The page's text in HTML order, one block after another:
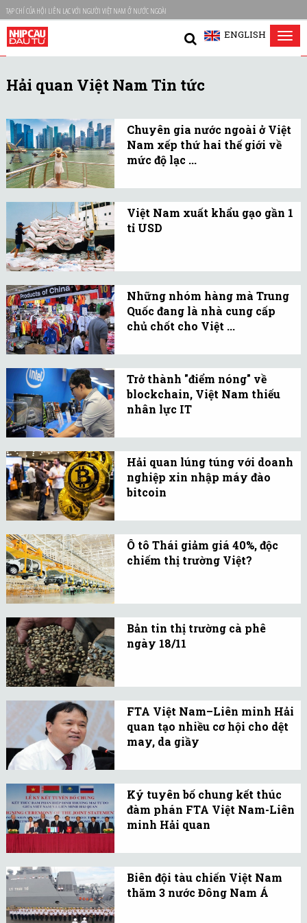
TẠP CHÍ CỦA HỘI LIÊN LẠC VỚI NGƯỜI VIỆT NAM Ở NƯỚC NGOÀI
ENGLISH
Hải quan Việt Nam Tin tức
Chuyên gia nước ngoài ở Việt
Nam xếp thứ hai thế giới về
mức độ lạc ...
thấy lạc quan về cuộc
sống tại đây trong 12
Việt Nam xuất khẩu gạo gần 1
tỉ USD
với những đơn hàng xuất
khẩu gạo đi nhiều thị
trường lớn sau ảnh
Những nhóm hàng mà Trung
Quốc đang là nhà cung cấp
chủ chốt cho Việt ...
của Việt Nam xuất xứ
chính từ Trung Quốc?
Trở thành "điểm nóng" về
blockchain, Việt Nam thiếu
nhân lực IT
có hơn 40% không hài
lòng với mức lương hiện
người hài lòng.
Hải quan lúng túng với doanh
nghiệp xin nhập máy đào
bitcoin
máy tính để đào nó lại
không thuộc danh mục
hải quan đang khá bối
rối.
Ô tô Thái giảm giá 40%, độc
chiếm thị trường Việt?
biệt về 35%, thì trung
bình giá ô tô Thái chỉ còn
khoảng 7.100 USD/xe,
Bản tin thị trường cà phê
ngày 18/11
xuống 34-34,7 triệu
đồng/tấn. Giá Robusta
sàn ICE Futures Europe
chiều.
FTA Việt Nam–Liên minh Hải
quan tạo nhiều cơ hội cho dệt
may, da giầy
minh Hải quan Nga,
Belarus và Kazakhstan
(VCUFTA) dự kiến được
ký kết năm 2015.
Ký tuyên bố chung kết thúc
đàm phán FTA Việt Nam-Liên
minh Hải quan
kết Tuyên bố chung kết
thúc đàm phán FTA giữa
Biên đội tàu chiến Việt Nam
thăm 3 nước Đông Nam Á